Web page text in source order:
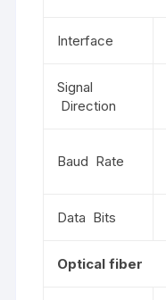
Interface
Signal
Direction
Baud Rate
Data Bits
Optical fiber